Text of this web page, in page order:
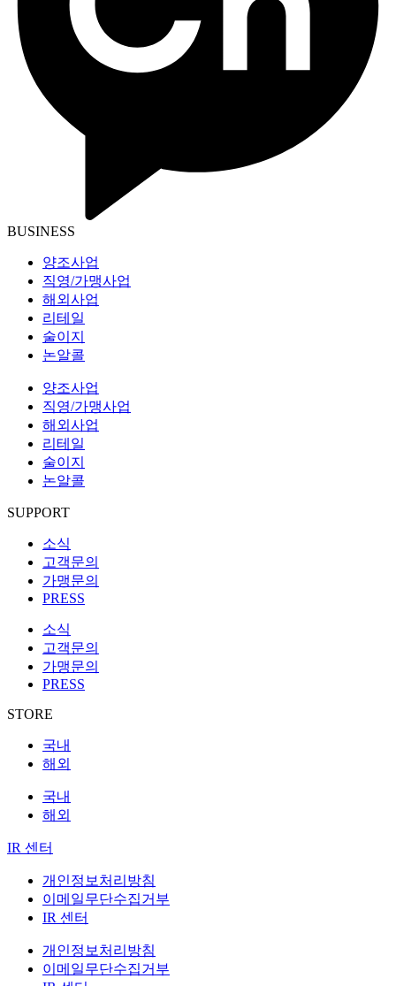
BUSINESS
양조사업
직영/가맹사업
해외사업
리테일
술이지
논알콜
양조사업
직영/가맹사업
해외사업
리테일
술이지
논알콜
SUPPORT
소식
고객문의
가맹문의
PRESS
소식
고객문의
가맹문의
PRESS
STORE
국내
해외
국내
해외
IR 센터
개인정보처리방침
이메일무단수집거부
IR 센터
개인정보처리방침
이메일무단수집거부